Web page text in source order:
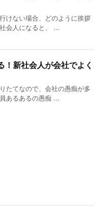
けない場合、どのように挨拶
会人になると、 ...
！新社会人が会社でよく
たてなので、会社の愚痴が多
あるあるの愚痴 ...